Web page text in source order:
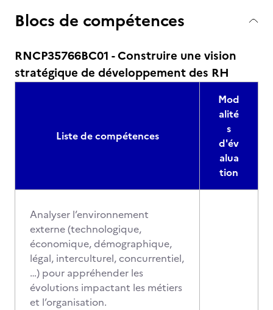
Blocs de compétences
RNCP35766BC01 - Construire une vision
stratégique de développement des RH
Liste de compétences
Mod
alité
s
d'év
alua
tion
Analyser l’environnement
externe (technologique,
économique, démographique,
légal, interculturel, concurrentiel,
…) pour appréhender les
évolutions impactant les métiers
et l’organisation.